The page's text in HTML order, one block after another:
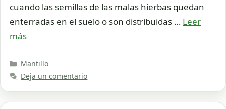
cuando las semillas de las malas hierbas quedan
enterradas en el suelo o son distribuidas … Leer
más
Categorías
Mantillo
Deja un comentario